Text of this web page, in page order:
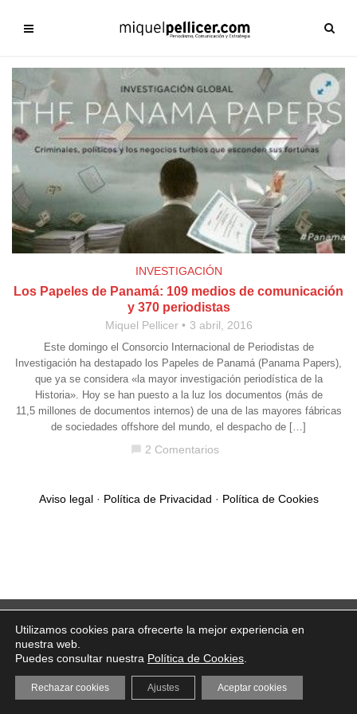
INVESTIGACIÓN
Los Papeles de Panamá: 109 medios de comunicación
y 370 periodistas
Miquel Pellicer 3 abril, 2016
Este domingo el Consorcio Internacional de Periodistas de
Investigación ha destapado los Papeles de Panamá (Panama Papers),
que ya se considera «la mayor investigación periodística de la
Historia». Hoy se han puesto a la luz los documentos (más de
11,5 millones de documentos internos) de una de las mayores fábricas
de sociedades offshore del mundo, el despacho de […]
2 Comentarios
Aviso legal· Política de Privacidad · Política de Cookies
Utilizamos cookies para ofrecerte la mejor experiencia en
nuestra web.
Puedes consultar nuestra Política de Cookies
Aceptar cookies
Rechazar cookies Ajustes